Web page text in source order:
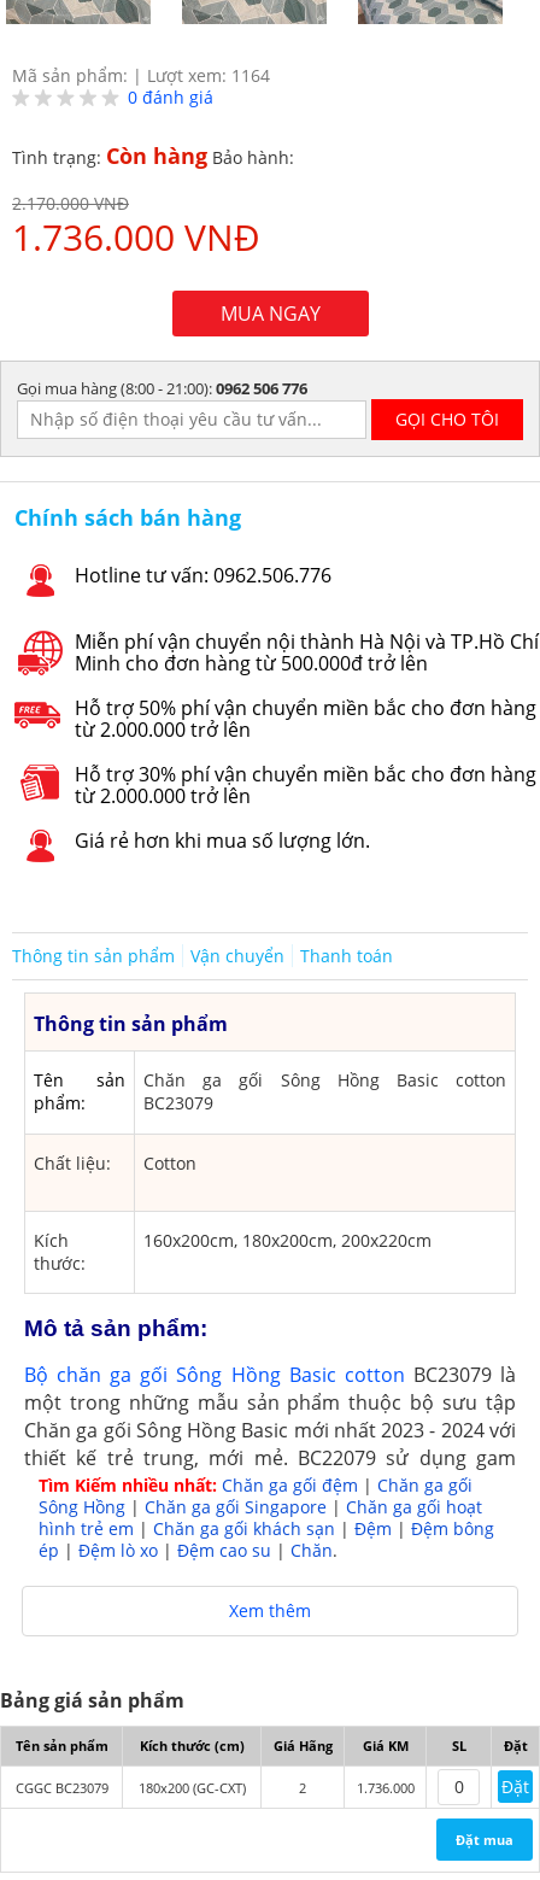
Mã sản phẩm: | Lượt xem: 1164
0 đánh giá
Tình trạng: Còn hàng Bảo hành:
2.170.000 VNĐ
1.736.000 VNĐ
MUA NGAY
Gọi mua hàng (8:00 - 21:00):0962 506 776
Chính sách bán hàng
Hotline tư vấn: 0962.506.776
Miễn phí vận chuyển nội thành Hà Nội và TP.Hồ Chí
Minh cho đơn hàng từ 500.000đ trở lên
Hỗ trợ 50% phí vận chuyển miền bắc cho đơn hàng
từ 2.000.000 trở lên
Hỗ trợ 30% phí vận chuyển miền bắc cho đơn hàng
từ 2.000.000 trở lên
Giá rẻ hơn khi mua số lượng lớn.
Thông tin sản phẩm Vận chuyển Thanh toán
Thông tin sản phẩm
Tên sản
phẩm:
Chăn ga gối Sông Hồng Basic cotton
BC23079
Chất liệu: Cotton
Kích
thước:
160x200cm, 180x200cm, 200x220cm
Mô tả sản phẩm:
Bộ chăn ga gối Sông Hồng Basic cotton BC23079 là
một trong những mẫu sản phẩm thuộc bộ sưu tập
Chăn ga gối Sông Hồng Basic mới nhất 2023 - 2024 với
thiết kế trẻ trung, mới mẻ. BC22079 sử dụng gam
màu xanh nhẹ nhàng kết hợp họa tiết tạo nên sự
uyển chuyển mềm mại cùng chất vải cotton thoáng
mát, phù hợp với mọi lứa tuổi.
Tìm Kiếm nhiều nhất: Chăn ga gối đệm | Chăn ga gối
Sông Hồng | Chăn ga gối Singapore | Chăn ga gối hoạt
hình trẻ em | Chăn ga gối khách sạn | Đệm | Đệm bông
ép | Đệm lò xo | Đệm cao su | Chăn.
Xem thêm
Bảng giá sản phẩm
Tên sản phẩm Kích thước (cm) Giá Hãng Giá KM SL Đặt
CGGC BC23079 180x200 (GC-CXT) 2 1.736.000 Đặt
Đặt mua